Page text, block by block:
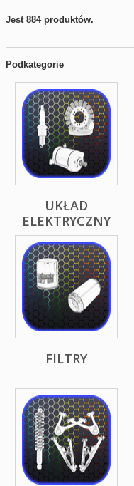
Jest 884 produktów.
Podkategorie
UKŁAD
ELEKTRYCZNY
FILTRY